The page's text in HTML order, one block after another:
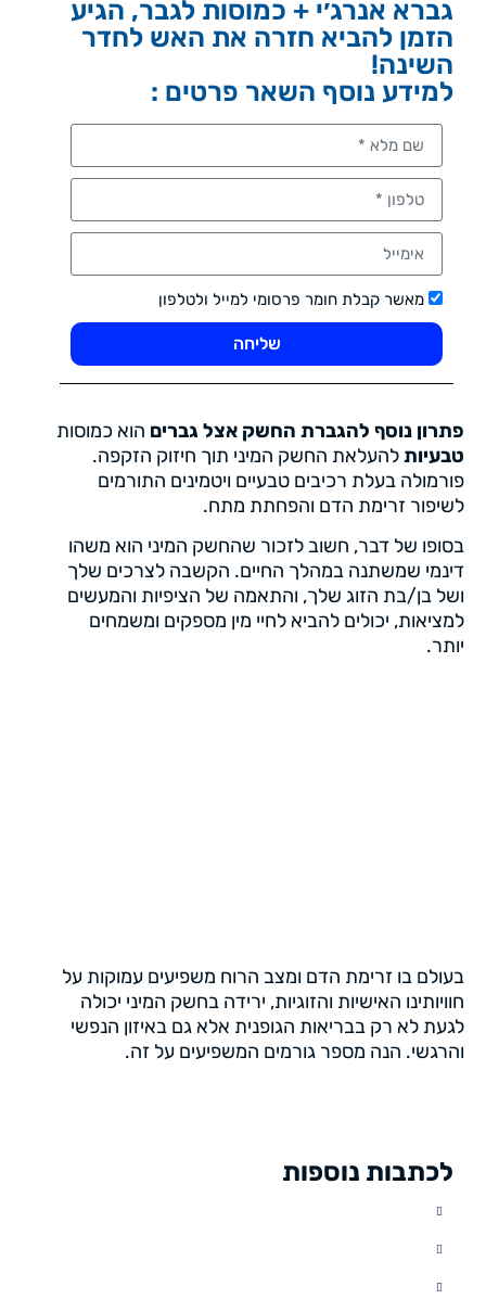
גברא אנרג׳י + כמוסות לגבר, הגיע
הזמן להביא חזרה את האש לחדר
השינה!
למידע נוסף השאר פרטים :
מאשר קבלת חומר פרסומי למייל ולטלפון
שליחה
פתרון נוסף להגברת החשק אצל גברים הוא כמוסות
טבעיותלהעלאת החשק המיני תוך חיזוק הזקפה.
פורמולה בעלת רכיבים טבעיים ויטמינים התורמים
לשיפור זרימת הדם והפחתת מתח.
בסופו של דבר, חשוב לזכור שהחשק המיני הוא משהו
דינמי שמשתנה במהלך החיים. הקשבה לצרכים שלך
ושל בן/בת הזוג שלך, והתאמה של הציפיות והמעשים
למציאות, יכולים להביא לחיי מין מספקים ומשמחים
יותר.
בעולם בו זרימת הדם ומצב הרוח משפיעים עמוקות על
חוויותינו האישיות והזוגיות, ירידה בחשק המיני יכולה
לגעת לא רק בבריאות הגופנית אלא גם באיזון הנפשי
והרגשי. הנה מספר גורמים המשפיעים על זה.
לכתבות נוספות